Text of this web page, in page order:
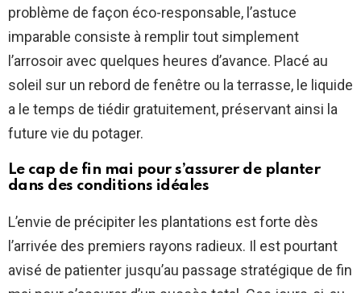
problème de façon éco-responsable, l’astuce
imparable consiste à remplir tout simplement
l’arrosoir avec quelques heures d’avance. Placé au
soleil sur un rebord de fenêtre ou la terrasse, le liquide
a le temps de tiédir gratuitement, préservant ainsi la
future vie du potager.
Le cap de fin mai pour s’assurer de planter
dans des conditions idéales
L’envie de précipiter les plantations est forte dès
l’arrivée des premiers rayons radieux. Il est pourtant
avisé de patienter jusqu’au passage stratégique de fin